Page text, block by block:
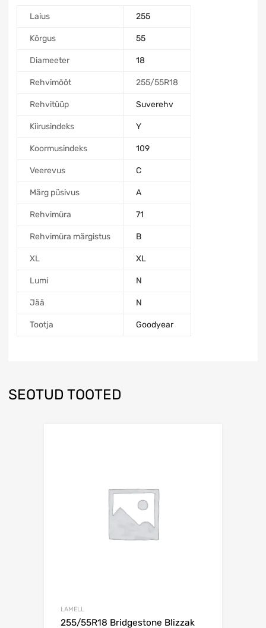
Laius 255
Kõrgus 55
Diameeter 18
Rehvimõõt 255/55R18
Rehvitüüp Suverehv
Kiirusindeks Y
Koormusindeks 109
Veerevus C
Märg püsivus A
Rehvimüra 71
Rehvimüra märgistus B
XL XL
Lumi N
Jää N
Tootja Goodyear
SEOTUD TOOTED
LAMELL
255/55R18 Bridgestone Blizzak